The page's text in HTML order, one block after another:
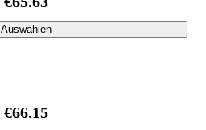
Auswählen
€66.15